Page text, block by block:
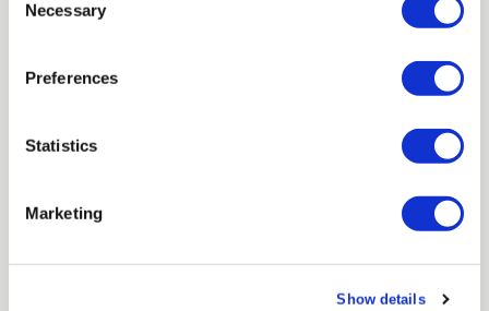
Selection
Necessary
Preferences
Statistics
Marketing
Show details
R&H Dental supera los 8.000 pacientes